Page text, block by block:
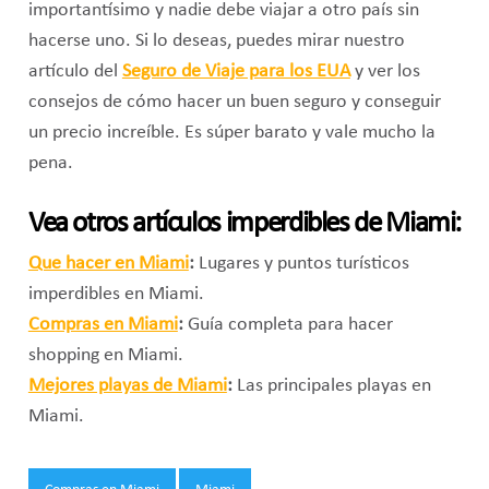
importantísimo y nadie debe viajar a otro país sin
hacerse uno. Si lo deseas, puedes mirar nuestro
artículo del Seguro de Viaje para los EUAy ver los
consejos de cómo hacer un buen seguro y conseguir
un precio increíble. Es súper barato y vale mucho la
pena.
Vea otros artículos imperdibles de Miami:
Que hacer en Miami:Lugares y puntos turísticos
imperdibles en Miami.
Compras en Miami:Guía completa para hacer
shopping en Miami.
Mejores playas de Miami:Las principales playas en
Miami.
Tags: